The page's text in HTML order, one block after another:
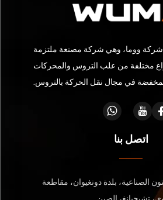
ووما، وهي شركة مصنعة ملتزمة
مختلفة من علب التروس والمحركات
في مجال نقل الحركة بالتروس.
اتصل بنا
الصناعية، بلدة دونغيوان، مقاطعة
تشيجيانغ، الصين